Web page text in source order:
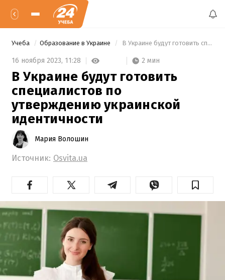
Учеба Образование в Украине В Украине будут готовить специалистов по утверждению украинской идентичности
16 ноября 2023, 11:28 2 мин
В Украине будут готовить
специалистов по
утверждению украинской
идентичности
Мария Волошин
Источник: Osvita.ua